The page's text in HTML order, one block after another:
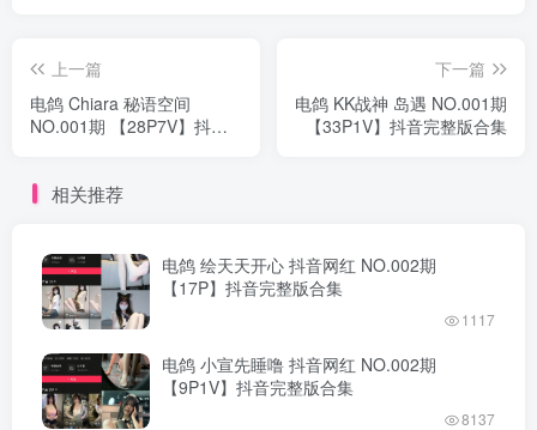
上一篇
电鸽 Chiara 秘语空间
NO.001期 【28P7V】抖音
下一篇
电鸽 KK战神 岛遇 NO.001期
【33P1V】抖音完整版合集
相关推荐
电鸽 绘天天开心 抖音网红 NO.002期
【17P】抖音完整版合集
1117
电鸽 小宣先睡噜 抖音网红 NO.002期
【9P1V】抖音完整版合集
8137